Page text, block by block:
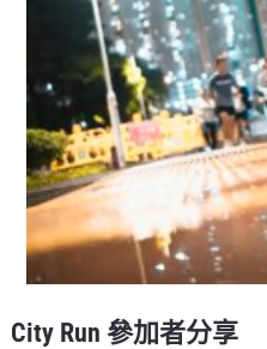
City Run 參加者分享